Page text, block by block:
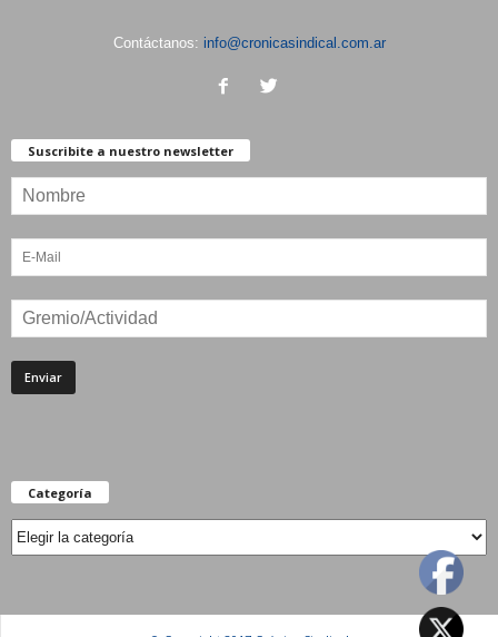
Contáctanos: info@cronicasindical.com.ar
Suscribite a nuestro newsletter
Categoría
Categoría